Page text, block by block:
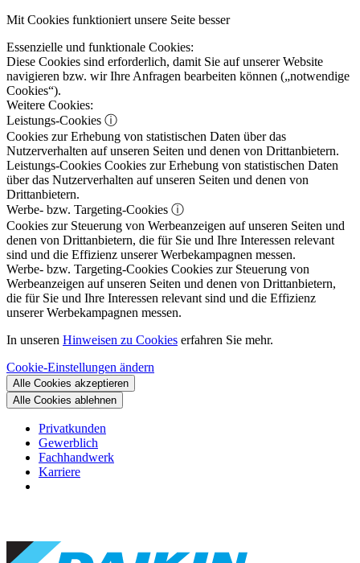
Mit Cookies funktioniert unsere Seite besser
Essenzielle und funktionale Cookies:
Diese Cookies sind erforderlich, damit Sie auf unserer Website
navigieren bzw. wir Ihre Anfragen bearbeiten können („notwendige
Cookies“).
Weitere Cookies:
Leistungs-Cookies ⓘ
Cookies zur Erhebung von statistischen Daten über das
Nutzerverhalten auf unseren Seiten und denen von Drittanbietern.
Leistungs-Cookies Cookies zur Erhebung von statistischen Daten
über das Nutzerverhalten auf unseren Seiten und denen von
Drittanbietern.
Werbe- bzw. Targeting-Cookies ⓘ
Cookies zur Steuerung von Werbeanzeigen auf unseren Seiten und
denen von Drittanbietern, die für Sie und Ihre Interessen relevant
sind und die Effizienz unserer Werbekampagnen messen.
Werbe- bzw. Targeting-Cookies Cookies zur Steuerung von
Werbeanzeigen auf unseren Seiten und denen von Drittanbietern,
die für Sie und Ihre Interessen relevant sind und die Effizienz
unserer Werbekampagnen messen.
In unseren Hinweisen zu Cookies erfahren Sie mehr.
Cookie-Einstellungen ändern
Alle Cookies akzeptieren
Alle Cookies ablehnen
Privatkunden
Gewerblich
Fachhandwerk
Karriere